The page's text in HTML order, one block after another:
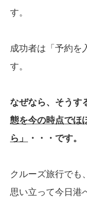
す。
成功者は「予約を
す。
なぜなら、そうす
態を今の時点でほ
ら」
・・・です。
クルーズ旅行でも
思い立って今日港